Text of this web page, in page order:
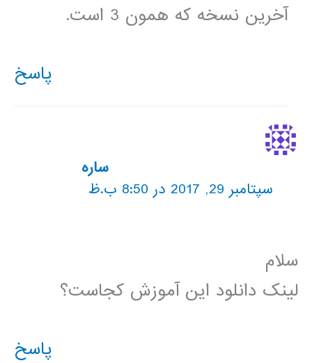
آخرین نسخه که همون 3 است.
پاسخ
ساره
سپتامبر 29, 2017 در 8:50 ب.ظ
سلام
لینک دانلود این آموزش کجاست؟
پاسخ